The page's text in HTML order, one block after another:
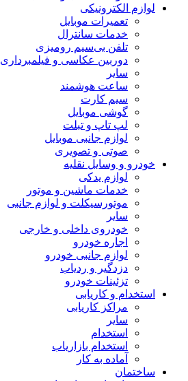
لوازم الکترونیکی
تعمیرات موبایل
خدمات سانترال
تلفن بی‌سیم رومیزی
دوربین عکاسی و فیلمبرداری
سایر
ساعت هوشمند
سیم کارت
گوشی موبایل
لپ تاپ و تبلت
لوازم جانبی موبایل
صوتی و تصویری
خودرو و وسایل نقلیه
لوازم یدکی
خدمات ماشین و موتور
موتورسیکلت و لوازم جانبی
سایر
خودروی داخلی و خارجی
اجاره خودرو
لوازم جانبی خودرو
دزدگیر و ردیاب
تزئینات خودرو
استخدام و کاریابی
مراکز کاریابی
سایر
استخدام
استخدام بازاریاب
آماده به کار
ساختمان